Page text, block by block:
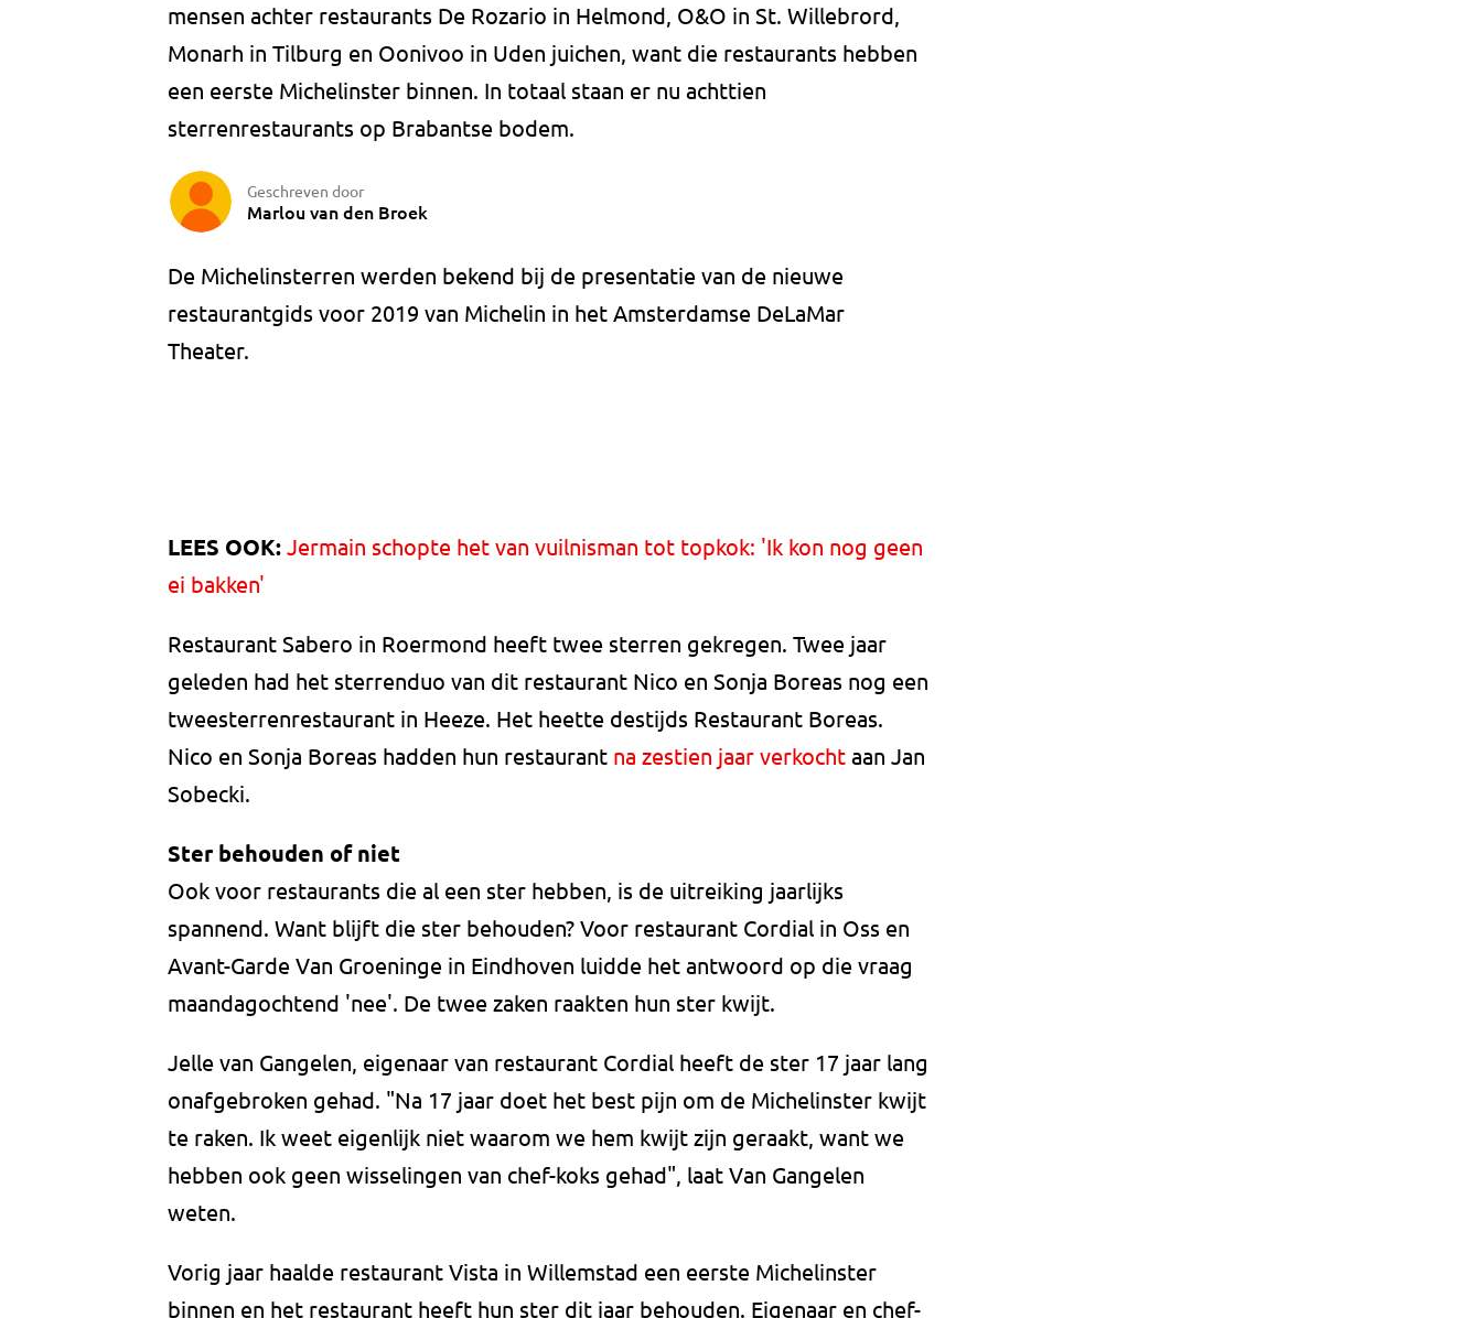
mensen achter restaurants De Rozario in Helmond, O&O in St. Willebrord,
Monarh in Tilburg en Oonivoo in Uden juichen, want die restaurants hebben
een eerste Michelinster binnen. In totaal staan er nu achttien
sterrenrestaurants op Brabantse bodem.
Geschreven door
Marlou van den Broek
De Michelinsterren werden bekend bij de presentatie van de nieuwe
restaurantgids voor 2019 van Michelin in het Amsterdamse DeLaMar
Theater.
LEES OOK: Jermain schopte het van vuilnisman tot topkok: 'Ik kon nog geen
ei bakken'
Restaurant Sabero in Roermond heeft twee sterren gekregen. Twee jaar
geleden had het sterrenduo van dit restaurant Nico en Sonja Boreas nog een
tweesterrenrestaurant in Heeze. Het heette destijds Restaurant Boreas.
Nico en Sonja Boreas hadden hun restaurant na zestien jaar verkocht aan Jan
Sobecki.
Ster behouden of niet
Ook voor restaurants die al een ster hebben, is de uitreiking jaarlijks
spannend. Want blijft die ster behouden? Voor restaurant Cordial in Oss en
Avant-Garde Van Groeninge in Eindhoven luidde het antwoord op die vraag
maandagochtend 'nee'. De twee zaken raakten hun ster kwijt.
Jelle van Gangelen, eigenaar van restaurant Cordial heeft de ster 17 jaar lang
onafgebroken gehad. "Na 17 jaar doet het best pijn om de Michelinster kwijt
te raken. Ik weet eigenlijk niet waarom we hem kwijt zijn geraakt, want we
hebben ook geen wisselingen van chef-koks gehad", laat Van Gangelen
weten.
Vorig jaar haalde restaurant Vista in Willemstad een eerste Michelinster
binnen en het restaurant heeft hun ster dit jaar behouden. Eigenaar en chef-